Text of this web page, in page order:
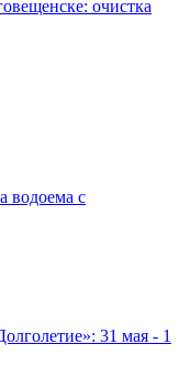
очистка
водоема с
31 мая - 1